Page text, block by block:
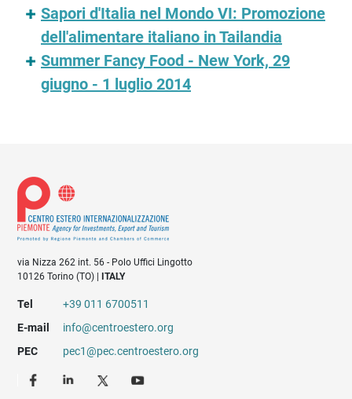
Sapori d'Italia nel Mondo VI: Promozione
dell'alimentare italiano in Tailandia
Summer Fancy Food - New York, 29
giugno - 1 luglio 2014
via Nizza 262 int. 56 - Polo Uffici Lingotto
10126 Torino (TO) |
ITALY
Tel
+39 011 6700511
E-mail
info@centroestero.org
PEC
pec1@pec.centroestero.org